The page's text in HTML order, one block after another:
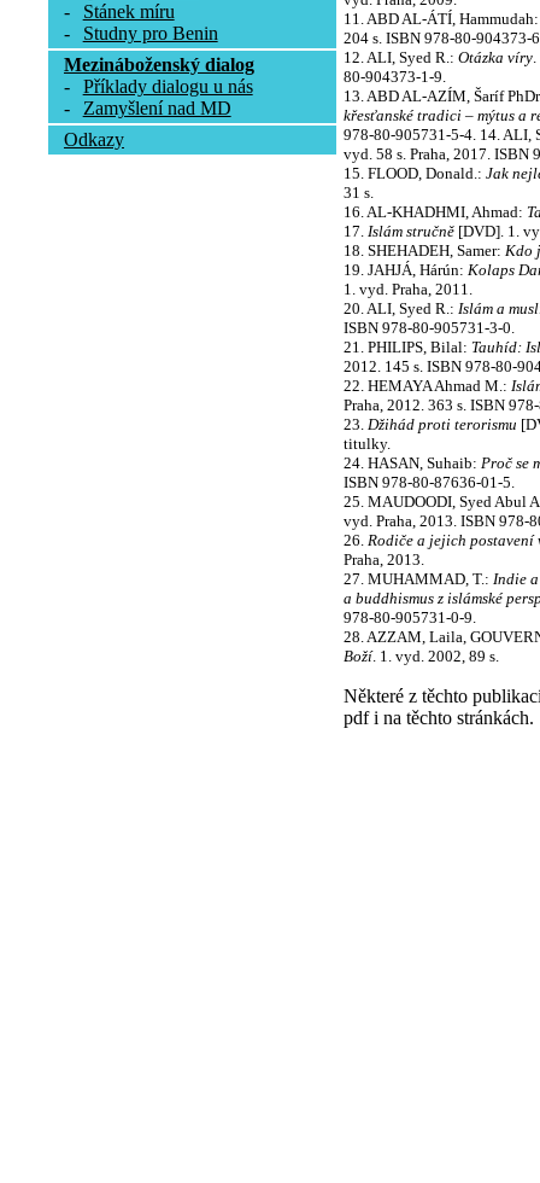
-
Stánek míru
-
Studny pro Benin
Mezináboženský dialog
-
Příklady dialogu u nás
-
Zamyšlení nad MD
Odkazy
11. ABD AL-ÁTÍ,
204 s. ISBN 978-80-904373-
12. ALI, Syed R.: Otázka víry.
80-904373-1-9.
13. ABD AL-AZÍM, Šaríf
křesťanské tradici – mýtus a
978-80-905731-5-4. 14. ALI,
vyd. 58 s. Praha, 2017. ISBN
15. FLOOD, Donald.: Jak
31 s.
16. AL-KHADHMI, Ahmad:
17. Islám stručně[DVD]. 1.
18. SHEHADEH, Samer: Kdo
19. JAHJÁ, Hárún: Kolaps
1. vyd. Praha, 2011.
20. ALI, Syed R.: Islám a
ISBN 978-80-905731-3-0.
21. PHILIPS, Bilal: Tauhíd:
2012. 145 s. ISBN 978-80-
22. HEMAYA Ahmad M.:
Praha, 2012. 363 s. ISBN
23. Džihád proti terorismu
titulky.
24. HASAN, Suhaib: Proč se
ISBN 978-80-87636-01-5.
25. MAUDOODI, Syed Abul
vyd. Praha, 2013. ISBN 978-
26. Rodiče a jejich postavení
Praha, 2013.
27. MUHAMMAD, T.: Indie a
a buddhismus z islámské
978-80-905731-0-9.
28. AZZAM, Laila,
Boží. 1. vyd. 2002, 89 s.
Některé z těchto
pdf i na těchto stránkách.